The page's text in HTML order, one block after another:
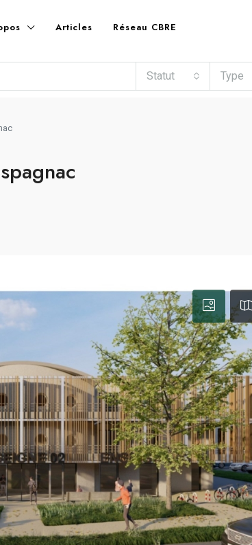
Articles Réseau CBRE
Statut Type